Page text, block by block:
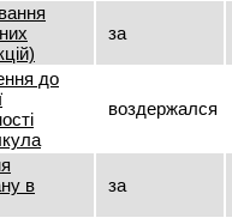
за
до
воздержался
в
за